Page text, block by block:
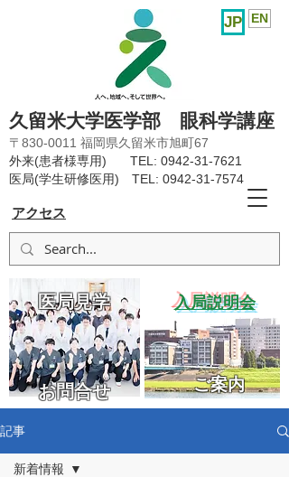
アクセス
久留米大学医学部 眼科学講座
〒830-0011 福岡県久留米市旭町67
外来(患者様専用) TEL: 0942-31-7621
医局(学生研修医用) TEL: 0942-31-7574
JP EN
​入局説明会
ご案内
医局見学
お問合せ
記事
新着情報